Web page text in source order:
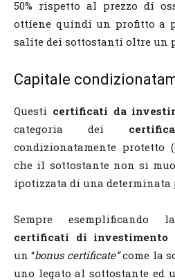
50% rispetto al prezzo di
ottiene quindi un profitto a
salite dei sottostanti oltre un
Capitale
Questi certificati da
categoria dei
condizionatamente protetto
che il sottostante non si
ipotizzata di una determinata
Sempre esemplificando
certificati di investimento
un “bonus certificate”come la
uno legato al sottostante ed